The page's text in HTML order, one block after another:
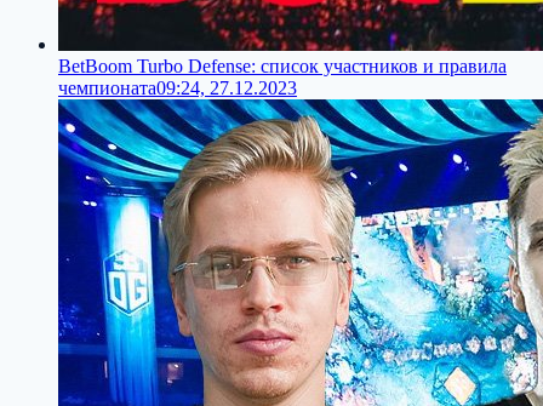
BetBoom Turbo Defense: список участников и правила
чемпионата09:24, 27.12.2023